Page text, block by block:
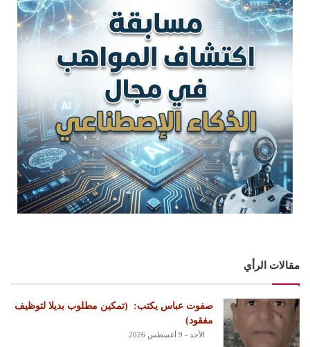
مقالات الرأي
‏صفوت عباس يكتب: ‏ ‏(تمكين مطلوب بديلا لتوظيف
مفقود)
الأحد - 9 أغسطس 2026